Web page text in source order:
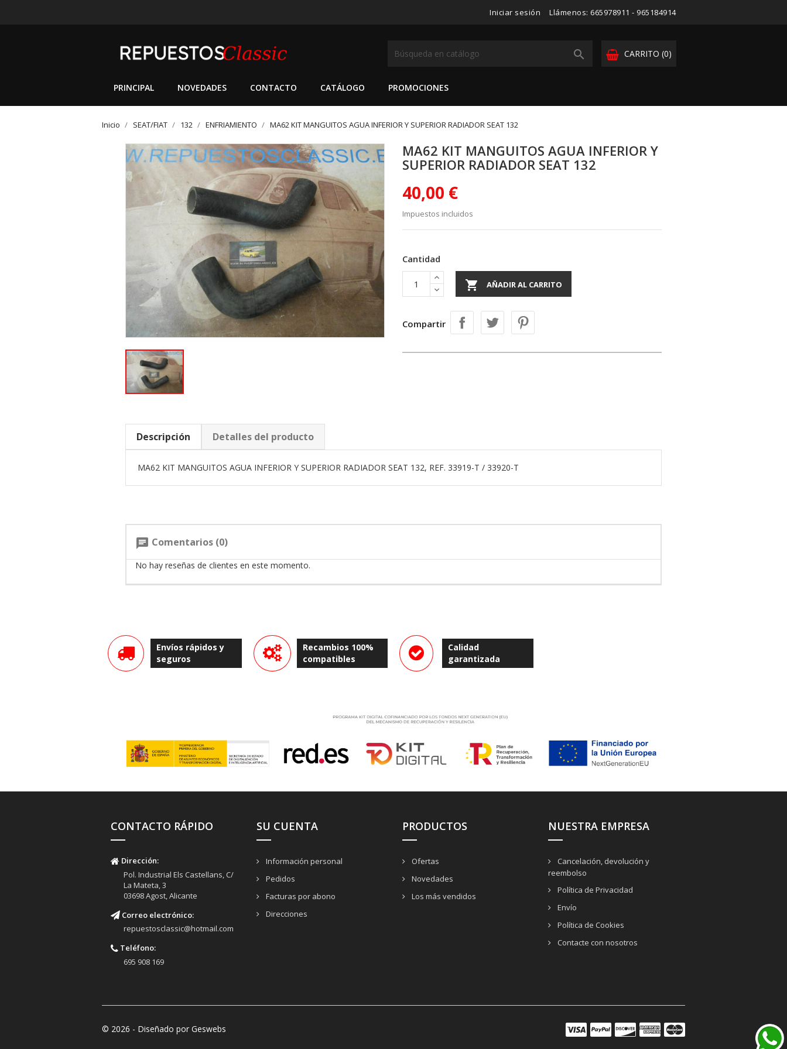
Iniciar sesión Llámenos: 665978911 - 965184914
CARRITO (0)

PRINCIPAL NOVEDADES CONTACTO CATÁLOGO PROMOCIONES
Inicio SEAT/FIAT 132 ENFRIAMIENTO MA62 KIT MANGUITOS AGUA INFERIOR Y SUPERIOR RADIADOR SEAT 132
MA62 KIT MANGUITOS AGUA INFERIOR Y
SUPERIOR RADIADOR SEAT 132
40,00 €
Impuestos incluidos
Cantidad
 AÑADIR AL CARRITO
Compartir
Descripción Detalles del producto
MA62 KIT MANGUITOS AGUA INFERIOR Y SUPERIOR RADIADOR SEAT 132, REF. 33919-T / 33920-T
chat Comentarios (0)
No hay reseñas de clientes en este momento.
Envíos rápidos y
seguros
Recambios 100%
compatibles
Calidad
garantizada
CONTACTO RÁPIDO
Dirección:
Pol. Industrial Els Castellans, C/
La Mateta, 3
03698 Agost, Alicante
Correo electrónico:
repuestosclassic@hotmail.com
Teléfono:
695 908 169
SU CUENTA
Información personal
Pedidos
Facturas por abono
Direcciones
PRODUCTOS
Ofertas
Novedades
Los más vendidos
NUESTRA EMPRESA
Cancelación, devolución y
reembolso
Política de Privacidad
Envío
Política de Cookies
Contacte con nosotros
© 2026 - Diseñado por Geswebs